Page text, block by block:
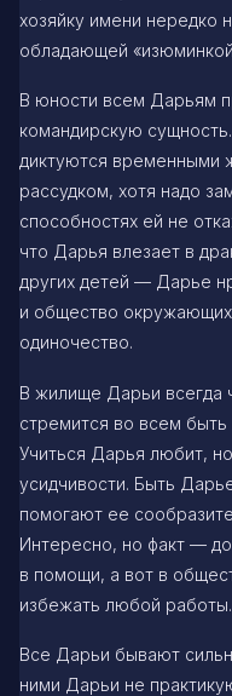
хозяйку имени нередко
обладающей
В юности всем Дарьям
командирскую
диктуются временными
рассудком, хотя надо
способностях ей не
что Дарья влезает в
других детей — Дарье
и общество
одиночество.
В жилище Дарьи всегда
стремится во всем
Учиться Дарья любит,
усидчивости. Быть
помогают ее
Интересно, но факт —
в помощи, а вот в
избежать любой работы.
Все Дарьи бывают
ними Дарьи не